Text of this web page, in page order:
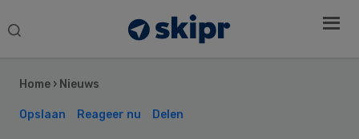
Search
Home › Nieuws
Opslaan Reageer nu Delen
Sidebar